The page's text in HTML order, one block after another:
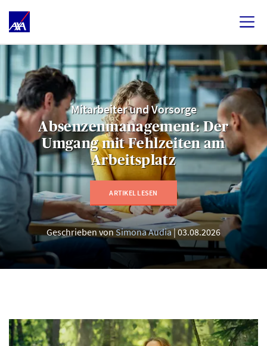
Mitarbeiter und Vorsorge
Absenzenmanagement: Der
Umgang mit Fehlzeiten am
Arbeitsplatz
ARTIKEL LESEN
Geschrieben vonSimona Audia 03.08.2026